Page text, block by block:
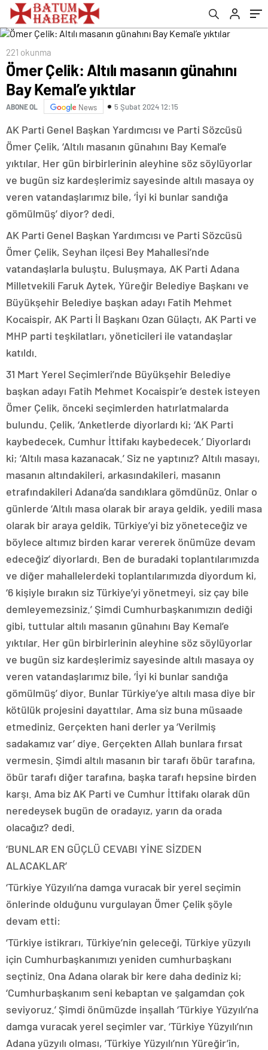
221 okunma
Ömer Çelik: Altılı masanın günahını
Bay Kemal’e yıktılar
ABONE OL News 5 Şubat 2024 12:15
AK Parti Genel Başkan Yardımcısı ve Parti Sözcüsü
Ömer Çelik, ‘Altılı masanın günahını Bay Kemal’e
yıktılar. Her gün birbirlerinin aleyhine söz söylüyorlar
ve bugün siz kardeşlerimiz sayesinde altılı masaya oy
veren vatandaşlarımız bile, ‘İyi ki bunlar sandığa
gömülmüş’ diyor? dedi.
AK Parti Genel Başkan Yardımcısı ve Parti Sözcüsü
Ömer Çelik, Seyhan ilçesi Bey Mahallesi’nde
vatandaşlarla buluştu. Buluşmaya, AK Parti Adana
Milletvekili Faruk Aytek, Yüreğir Belediye Başkanı ve
Büyükşehir Belediye başkan adayı Fatih Mehmet
Kocaispir, AK Parti İl Başkanı Ozan Gülaçtı, AK Parti ve
MHP parti teşkilatları, yöneticileri ile vatandaşlar
katıldı.
31 Mart Yerel Seçimleri’nde Büyükşehir Belediye
başkan adayı Fatih Mehmet Kocaispir’e destek isteyen
Ömer Çelik, önceki seçimlerden hatırlatmalarda
bulundu. Çelik, ‘Anketlerde diyorlardı ki; ‘AK Parti
kaybedecek, Cumhur İttifakı kaybedecek.’ Diyorlardı
ki; ‘Altılı masa kazanacak.’ Siz ne yaptınız? Altılı masayı,
masanın altındakileri, arkasındakileri, masanın
etrafındakileri Adana’da sandıklara gömdünüz. Onlar o
günlerde ‘Altılı masa olarak bir araya geldik, yedili masa
olarak bir araya geldik, Türkiye’yi biz yöneteceğiz ve
böylece altımız birden karar vererek önümüze devam
edeceğiz’ diyorlardı. Ben de buradaki toplantılarımızda
ve diğer mahallelerdeki toplantılarımızda diyordum ki,
‘6 kişiyle bırakın siz Türkiye’yi yönetmeyi, siz çay bile
demleyemezsiniz.’ Şimdi Cumhurbaşkanımızın dediği
gibi, tuttular altılı masanın günahını Bay Kemal’e
yıktılar. Her gün birbirlerinin aleyhine söz söylüyorlar
ve bugün siz kardeşlerimiz sayesinde altılı masaya oy
veren vatandaşlarımız bile, ‘İyi ki bunlar sandığa
gömülmüş’ diyor. Bunlar Türkiye’ye altılı masa diye bir
kötülük projesini dayattılar. Ama siz buna müsaade
etmediniz. Gerçekten hani derler ya ‘Verilmiş
sadakamız var’ diye. Gerçekten Allah bunlara fırsat
vermesin. Şimdi altılı masanın bir tarafı öbür tarafına,
öbür tarafı diğer tarafına, başka tarafı hepsine birden
karşı. Ama biz AK Parti ve Cumhur İttifakı olarak dün
neredeysek bugün de oradayız, yarın da orada
olacağız? dedi.
‘BUNLAR EN GÜÇLÜ CEVABI YİNE SİZDEN
ALACAKLAR’
‘Türkiye Yüzyılı’na damga vuracak bir yerel seçimin
önlerinde olduğunu vurgulayan Ömer Çelik şöyle
devam etti:
‘Türkiye istikrarı, Türkiye’nin geleceği, Türkiye yüzyılı
için Cumhurbaşkanımızı yeniden cumhurbaşkanı
seçtiniz. Ona Adana olarak bir kere daha dediniz ki;
‘Cumhurbaşkanım seni kebaptan ve şalgamdan çok
seviyoruz.’ Şimdi önümüzde inşallah ‘Türkiye Yüzyılı’na
damga vuracak yerel seçimler var. ‘Türkiye Yüzyılı’nın
Adana yüzyılı olması, ‘Türkiye Yüzyılı’nın Yüreğir’in,